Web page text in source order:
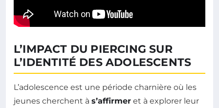
L’IMPACT DU PIERCING SUR
L’IDENTITÉ DES ADOLESCENTS
L’adolescence est une période charnière où les
jeunes cherchent à s’affirmer et à explorer leur